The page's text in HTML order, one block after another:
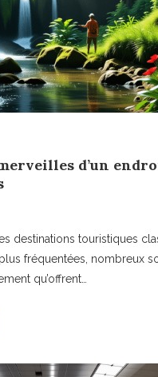
d’un
destinations touristiques
fréquentées, nombreux
qu’offrent…